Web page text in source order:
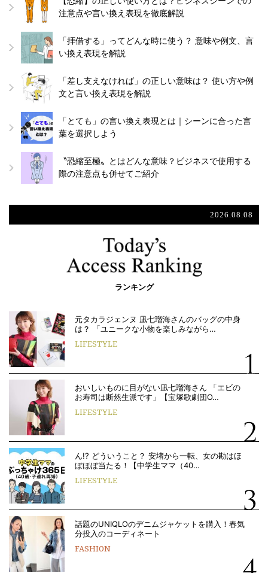
注意点や言い換え表現を徹底解説
「拝借する」ってどんな時に使う？ 意味や例文、言
い換え表現を解説
「差し支えなければ」の正しい意味は？ 使い方や例
文と言い換え表現を解説
「とても」の言い換え表現とは｜シーンに合った言
葉を選択しよう
〝恐縮至極〟とはどんな意味？ビジネスで使用する
際の注意点も併せてご紹介
2026.08.08
ランキング
元タカラジェンヌ 凪七瑠海さんのバッグの中身
は？ 「ユニークな小物を楽しみながら…
LIFESTYLE
おいしいものに目がない凪七瑠海さん 「エビの
お寿司は断然生派です」【宝塚歌劇団O…
LIFESTYLE
ん!? どういうこと？ 安堵から一転、女の勘はほ
ぼほぼ当たる！【中学生ママ（40…
LIFESTYLE
話題のUNIQLOのデニムジャケットを購入！春気
分投入のコーディネート
FASHION